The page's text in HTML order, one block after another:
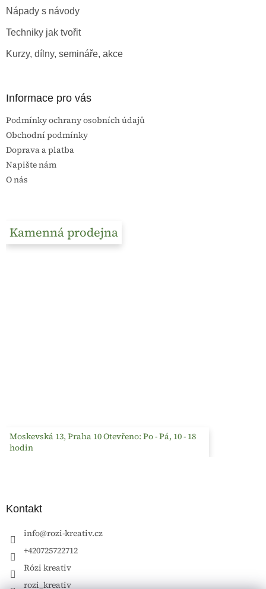
Nápady s návody
Techniky jak tvořit
Kurzy, dílny, semináře, akce
Informace pro vás
Podmínky ochrany osobních údajů
Obchodní podmínky
Doprava a platba
Napište nám
O nás
Kamenná prodejna
Moskevská 13, Praha 10 Otevřeno: Po - Pá, 10 - 18
hodin
Kontakt
info@rozi-kreativ.cz
+420725722712
Rózi kreativ
rozi_kreativ